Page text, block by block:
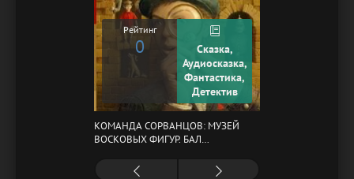
Рейтинг
0
Сказка,
Аудиосказка,
Фантастика,
Детектив
КОМАНДА СОРВАНЦОВ: МУЗЕЙ
ВОСКОВЫХ ФИГУР. БАЛ